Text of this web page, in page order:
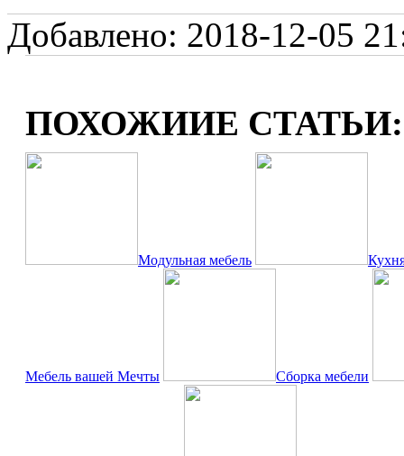
Добавлено: 2018-12-05
ПОХОЖИИЕ СТАТЬИ:
Модульная мебель
Мебель вашей Мечты Сборка мебели